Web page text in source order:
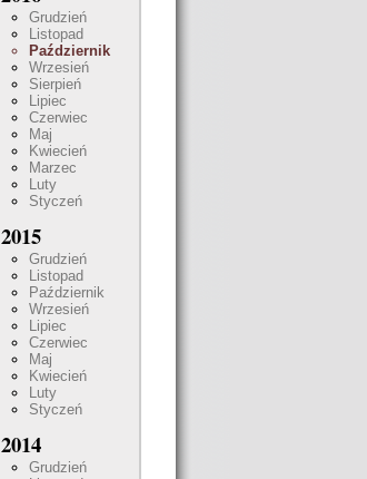
Grudzień
Listopad
Październik
Wrzesień
Sierpień
Lipiec
Czerwiec
Maj
Kwiecień
Marzec
Luty
Styczeń
2015
Grudzień
Listopad
Październik
Wrzesień
Lipiec
Czerwiec
Maj
Kwiecień
Luty
Styczeń
2014
Grudzień